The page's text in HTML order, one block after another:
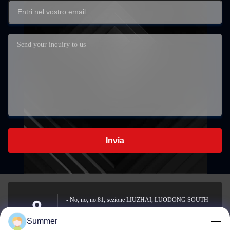
Invia
Indirizzo
- No, no, no.81, sezione LIUZHAI, LUODONG SOUTH
Summer